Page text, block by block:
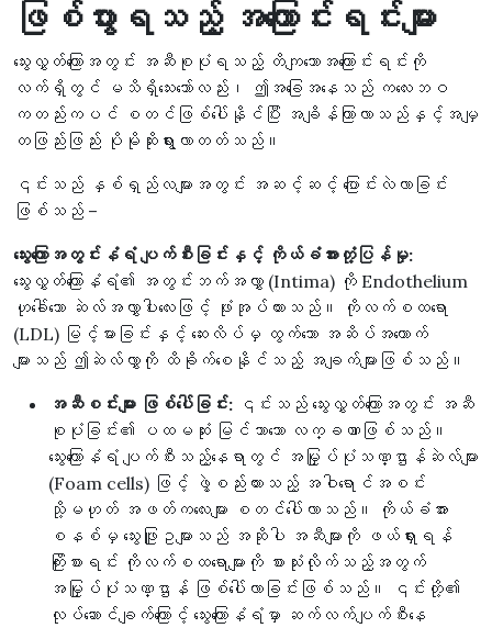
ဖြစ်ပွားရသည့် အကြောင်းရင်းများ
သွေးလွှတ်ကြောအတွင်း အဆီစုပုံရသည့် တိကျသောအကြောင်းရင်းကို
လက်ရှိတွင် မသိရှိသေးသော်လည်း၊ ဤအခြေအနေသည် ကလေးဘဝ
ကတည်းကပင် စတင်ဖြစ်ပေါ်နိုင်ပြီး အချိန်ကြာလာသည်နှင့်အမျှ
တဖြည်းဖြည်း ပိုမိုဆိုးရွားလာတတ်သည်။
၎င်းသည် နှစ်ရှည်လများအတွင်း အဆင့်ဆင့် ပြောင်းလဲလာခြင်း
ဖြစ်သည် –
သွေးကြောအတွင်းနံရံ ပျက်စီးခြင်းနှင့် ကိုယ်ခံအားတုံ့ပြန်မှု:
သွေးလွှတ်ကြောနံရံ၏ အတွင်းဘက်အလွှာ (Intima) ကို Endothelium
ဟုခေါ်သော ဆဲလ်အလွှာပါးလေးဖြင့် ဖုံးအုပ်ထားသည်။ ကိုလက်စထရော
(LDL) မြင့်မားခြင်းနှင့် ဆေးလိပ်မှ ထွက်သော အဆိပ်အတောက်
များသည် ဤဆဲလ်လွှာကို ထိခိုက်စေနိုင်သည့် အချက်များဖြစ်သည်။
အဆီစင်းများ ဖြစ်ပေါ်ခြင်း: ၎င်းသည် သွေးလွှတ်ကြောအတွင်း အဆီ
စုပုံခြင်း၏ ပထမဆုံး မြင်သာသော လက္ခဏာဖြစ်သည်။
သွေးကြောနံရံ ပျက်စီးသည့်နေရာတွင် အမြှုပ်ပုံသဏ္ဌာန်ဆဲလ်များ
(Foam cells) ဖြင့် ဖွဲ့စည်းထားသည့် အဝါရောင်အစင်း
သို့မဟုတ် အဖတ်ကလေးများ စတင်ပေါ်လာသည်။ ကိုယ်ခံအား
စနစ်မှ သွေးဖြူဥများသည် အဆိုပါ အဆီများကို ဖယ်ရှားရန်
ကြိုးစားရင်း ကိုလက်စထရောများကို စားသုံးလိုက်သည့်အတွက်
အမြှုပ်ပုံသဏ္ဌာန် ဖြစ်ပေါ်လာခြင်းဖြစ်သည်။ ၎င်းတို့၏
လုပ်ဆောင်ချက်ကြောင့် သွေးကြောနံရံမှာ ဆက်လက်ပျက်စီးနေ